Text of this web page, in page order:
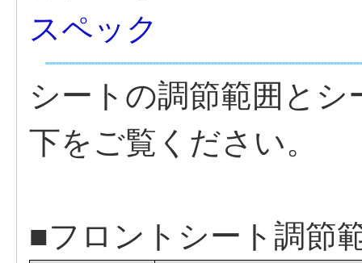
スペック
シートの調節範囲と
下をご覧ください。
■フロントシート調節